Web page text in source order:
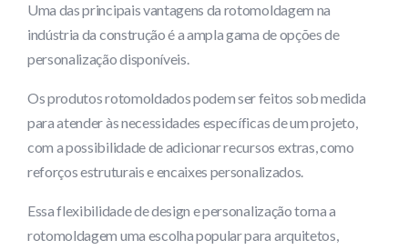
Uma das principais vantagens da rotomoldagem na
indústria da construção é a ampla gama de opções de
personalização disponíveis.
Os produtos rotomoldados podem ser feitos sob medida
para atender às necessidades específicas de um projeto,
com a possibilidade de adicionar recursos extras, como
reforços estruturais e encaixes personalizados.
Essa flexibilidade de design e personalização torna a
rotomoldagem uma escolha popular para arquitetos,